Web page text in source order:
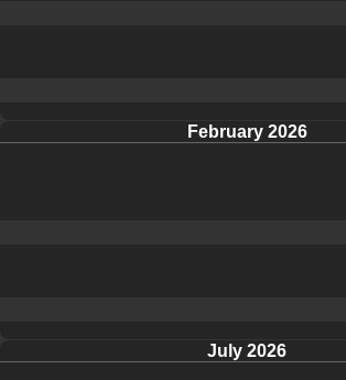
February 2026
July 2026